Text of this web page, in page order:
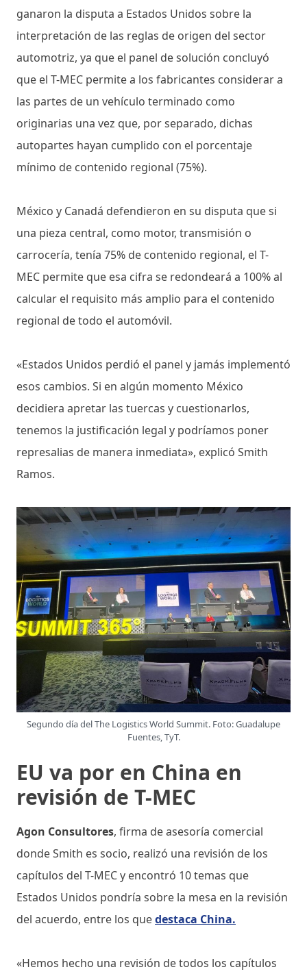
ganaron la disputa a Estados Unidos sobre la
interpretación de las reglas de origen del sector
automotriz, ya que el panel de solución concluyó
que el T-MEC permite a los fabricantes considerar a
las partes de un vehículo terminado como
originarias una vez que, por separado, dichas
autopartes hayan cumplido con el porcentaje
mínimo de contenido regional (75%).
México y Canadá defendieron en su disputa que si
una pieza central, como motor, transmisión o
carrocería, tenía 75% de contenido regional, el T-
MEC permite que esa cifra se redondeará a 100% al
calcular el requisito más amplio para el contenido
regional de todo el automóvil.
«Estados Unidos perdió el panel y jamás implementó
esos cambios. Si en algún momento México
decidiera apretar las tuercas y cuestionarlos,
tenemos la justificación legal y podríamos poner
represalias de manera inmediata», explicó Smith
Ramos.
Segundo día del The Logistics World Summit. Foto: Guadalupe
Fuentes, TyT.
EU va por en China en
revisión de T-MEC
Agon Consultores, firma de asesoría comercial
donde Smith es socio, realizó una revisión de los
capítulos del T-MEC y encontró 10 temas que
Estados Unidos pondría sobre la mesa en la revisión
del acuerdo, entre los quedestaca China.
«Hemos hecho una revisión de todos los capítulos